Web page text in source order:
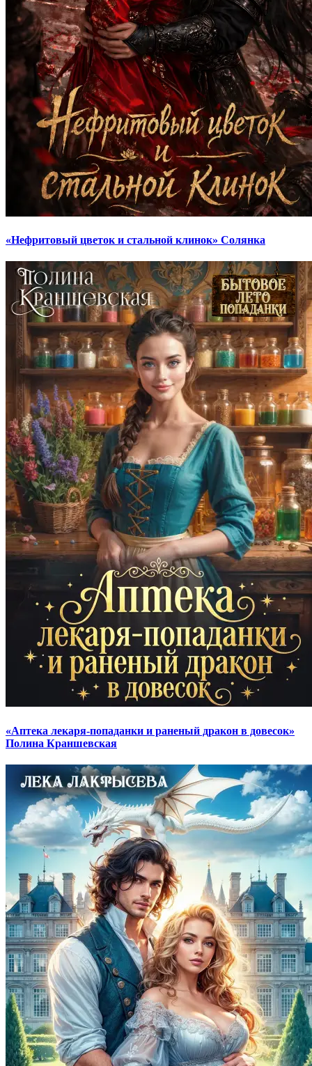
«Нефритовый цветок и стальной клинок» Солянка
«Аптека лекаря-попаданки и раненый дракон в довесок»
Полина Краншевская